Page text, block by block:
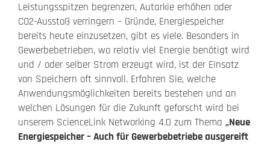
Leistungsspitzen begrenzen, Autarkie erhöhen oder
CO2-Ausstoß verringern – Gründe, Energiespeicher
bereits heute einzusetzen, gibt es viele. Besonders in
Gewerbebetrieben, wo relativ viel Energie benötigt wird
und / oder selber Strom erzeugt wird, ist der Einsatz
von Speichern oft sinnvoll. Erfahren Sie, welche
Anwendungsmöglichkeiten bereits bestehen und an
welchen Lösungen für die Zukunft geforscht wird bei
unserem ScienceLink Networking 4.0 zum Thema „Neue
Energiespeicher – Auch für Gewerbebetriebe ausgereift